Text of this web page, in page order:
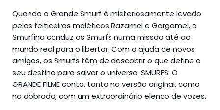
Quando o Grande Smurf é misteriosamente levado
pelos feiticeiros maléficos Razamel e Gargamel, a
Smurfina conduz os Smurfs numa missão até ao
mundo real para o libertar. Com a ajuda de novos
amigos, os Smurfs têm de descobrir o que define o
seu destino para salvar o universo. SMURFS: O
GRANDE FILME conta, tanto na versão original, como
na dobrada, com um extraordinário elenco de vozes.